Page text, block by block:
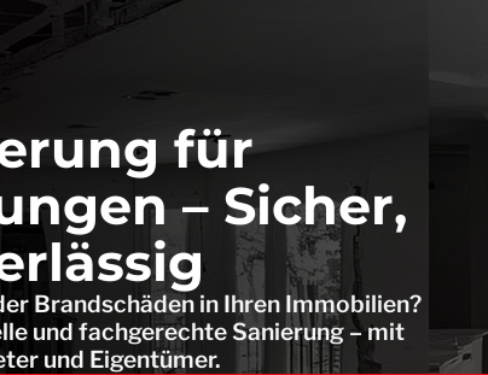
für
– Sicher,
Brandschäden in Ihren Immobilien?
und fachgerechte Sanierung – mit
und Eigentümer.